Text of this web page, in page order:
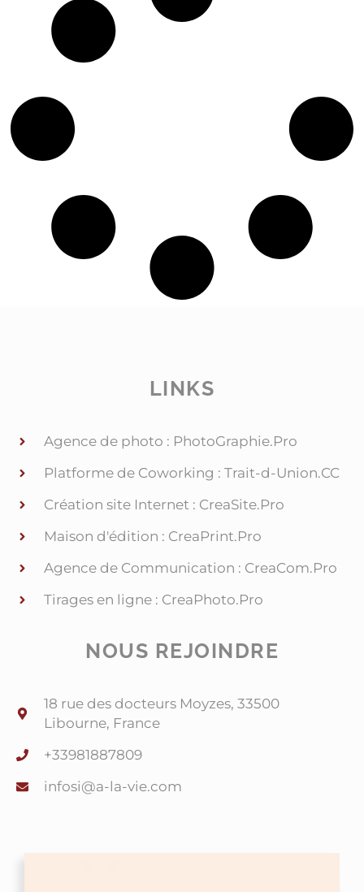
LINKS
Agence de photo : PhotoGraphie.Pro
Platforme de Coworking : Trait-d-Union.CC
Création site Internet : CreaSite.Pro
Maison d'édition : CreaPrint.Pro
Agence de Communication : CreaCom.Pro
Tirages en ligne : CreaPhoto.Pro
NOUS REJOINDRE
18 rue des docteurs Moyzes, 33500
Libourne, France
+33981887809
moc.eiv-al-a
@isofni